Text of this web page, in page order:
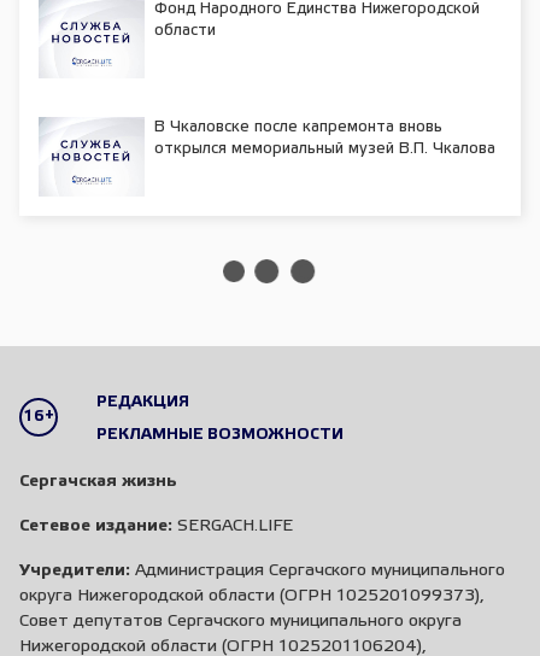
Фонд Народного Единства Нижегородской
области
В Чкаловске после капремонта вновь
открылся мемориальный музей В.П. Чкалова
16+
РЕДАКЦИЯ
РЕКЛАМНЫЕ ВОЗМОЖНОСТИ
Сергачская жизнь
Сетевое издание: SERGACH.LIFE
Учредители: Администрация Сергачского муниципального
округа Нижегородской области (ОГРН 1025201099373),
Совет депутатов Сергачского муниципального округа
Нижегородской области (ОГРН 1025201106204),